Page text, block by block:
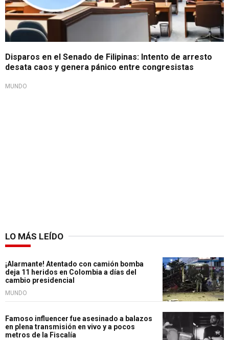
Disparos en el Senado de Filipinas: Intento de arresto
desata caos y genera pánico entre congresistas
MUNDO
LO MÁS LEÍDO
¡Alarmante! Atentado con camión bomba
deja 11 heridos en Colombia a días del
cambio presidencial
MUNDO
Famoso influencer fue asesinado a balazos
en plena transmisión en vivo y a pocos
metros de la Fiscalía